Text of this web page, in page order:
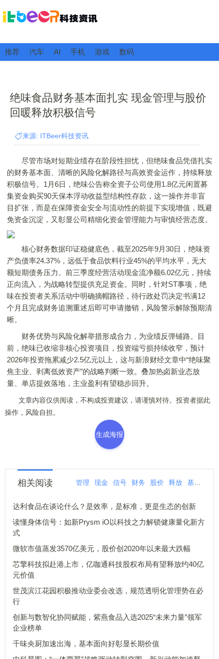
推荐 汽车 AI 手机 游戏 数码
绝味食品财务基本面扎实 现金管理与股价
回暖释放积极信号
来源: ITBeer科技资讯
尽管市场对短期业绩存在阶段性担忧，但绝味食品凭借扎实
的财务基本面、清晰的风险化解路径与高效资金运作，持续释放
积极信号。1月6日，绝味公告称全资子公司使用1.8亿元闲置募
集资金购买90天保本浮动收益型结构性存款，这一操作并非盲
目扩张，而是在保障资金安全与流动性的前提下实现增值，既避
免资金沉淀，又彰显公司精细化资金管理能力与审慎经营态度。
核心财务数据印证稳健底色，截至2025年9月30日，绝味资
产负债率24.37%，远低于食品饮料行业45%的平均水平，无大
额短期债务压力。前三季度经营活动现金流净额6.02亿元，持续
正向流入，为战略转型提供充足资金。同时，针对ST事项，绝
味在投资者关系活动中明确摘帽路径，待行政处罚决定书满12
个月且完成财务追溯重述后即可申请撤销，风险警示解除预期清
晰。
财务优势与风险化解举措形成合力，为业绩反弹铺路。目
前，绝味已收缩非核心投资项目，投资端亏损持续收窄，预计
2026年投资拖累减少2.5亿元以上，这与新浪财经文章中“绝味聚
焦主业、剥离低效资产”的战略判断一致。叠加热卤新业态放
量、单店提效落地，主业盈利有望稳步回升。
文章内容仅供阅读，不构成投资建议，请谨慎对待。投资者据此
操作，风险自担。
生成海报
相关阅读 管理 现金 信号 财务 股价 释放 基本面
达利食品在谈论什么？是效率，是标准，更是生态的创新
读懂身体信号：如新Prysm iO以科技之力解锁健康量化新方
式
微软市值蒸发3570亿美元，股价创2020年以来最大跌幅
芯擎科技拟赴港上市，亿咖通科技股权布局有望释放约40亿
元价值
世茂滨江花园积极推动业委会改选，规范透明化管理势在必
行
创新与数智化协同赋能，紫燕食品入选2025“未来力量”领军
企业榜单
千味央厨加速出海，基本面向好彰显长期价值